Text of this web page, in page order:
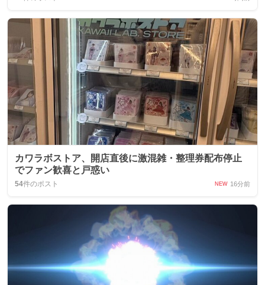
カワラボストア、開店直後に激混雑・整理券配布停止
でファン歓喜と戸惑い
54件のポスト NEW 16分前